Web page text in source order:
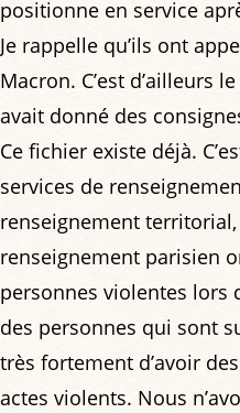
positionne en service
Je rappelle qu’ils ont
Macron. C’est d’ailleurs
avait donné des
Ce fichier existe déjà.
services de
renseignement territorial,
renseignement parisien
personnes violentes lors
des personnes qui sont
très fortement d’avoir
actes violents. Nous